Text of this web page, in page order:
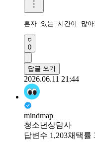
혼자 있는 시간이 많
0
답글 쓰기
2026.06.11 21:44
mindmap
청소년상담사
답변수 1,203채택률